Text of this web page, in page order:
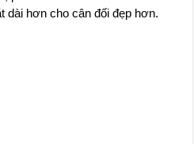
dài hơn cho cân đối đẹp hơn.